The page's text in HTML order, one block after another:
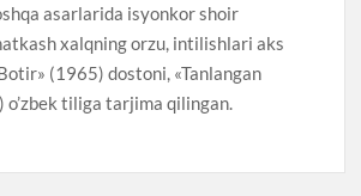
asarlarida isyonkor shoir
xalqning orzu, intilishlari aks
(1965) dostoni, «Tanlangan
tiliga tarjima qilingan.